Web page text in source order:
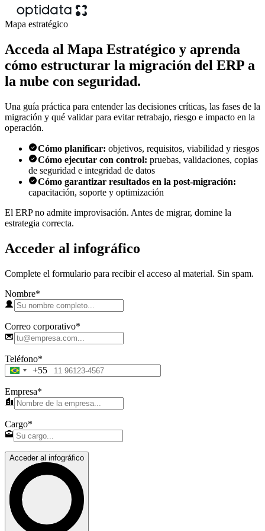
Mapa estratégico
Acceda al Mapa Estratégico y aprenda
cómo estructurar la migración del ERP a
la nube con seguridad.
Una guía práctica para entender las decisiones críticas, las fases de la
migración y qué validar para evitar retrabajo, riesgo e impacto en la
operación.
Cómo planificar: objetivos, requisitos, viabilidad y riesgos
Cómo ejecutar con control: pruebas, validaciones, copias
de seguridad e integridad de datos
Cómo garantizar resultados en la post‑migración:
capacitación, soporte y optimización
El ERP no admite improvisación. Antes de migrar, domine la
estrategia correcta.
Acceder al infográfico
Complete el formulario para recibir el acceso al material. Sin spam.
Nombre*
Correo corporativo*
Teléfono*
Brazil+55
Empresa*
Cargo*
Acceder al infográfico